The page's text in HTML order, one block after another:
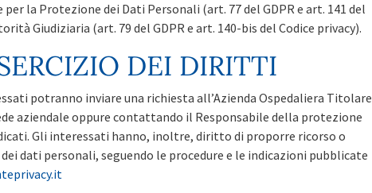
la Protezione dei Dati Personali (art. 77 del GDPR e art. 141 del
Giudiziaria (art. 79 del GDPR e art. 140-bis del Codice privacy).
DEI DIRITTI
potranno inviare una richiesta all’Azienda Ospedaliera Titolare
aziendale oppure contattando il Responsabile della protezione
Gli interessati hanno, inoltre, diritto di proporre ricorso o
dati personali, seguendo le procedure e le indicazioni pubblicate